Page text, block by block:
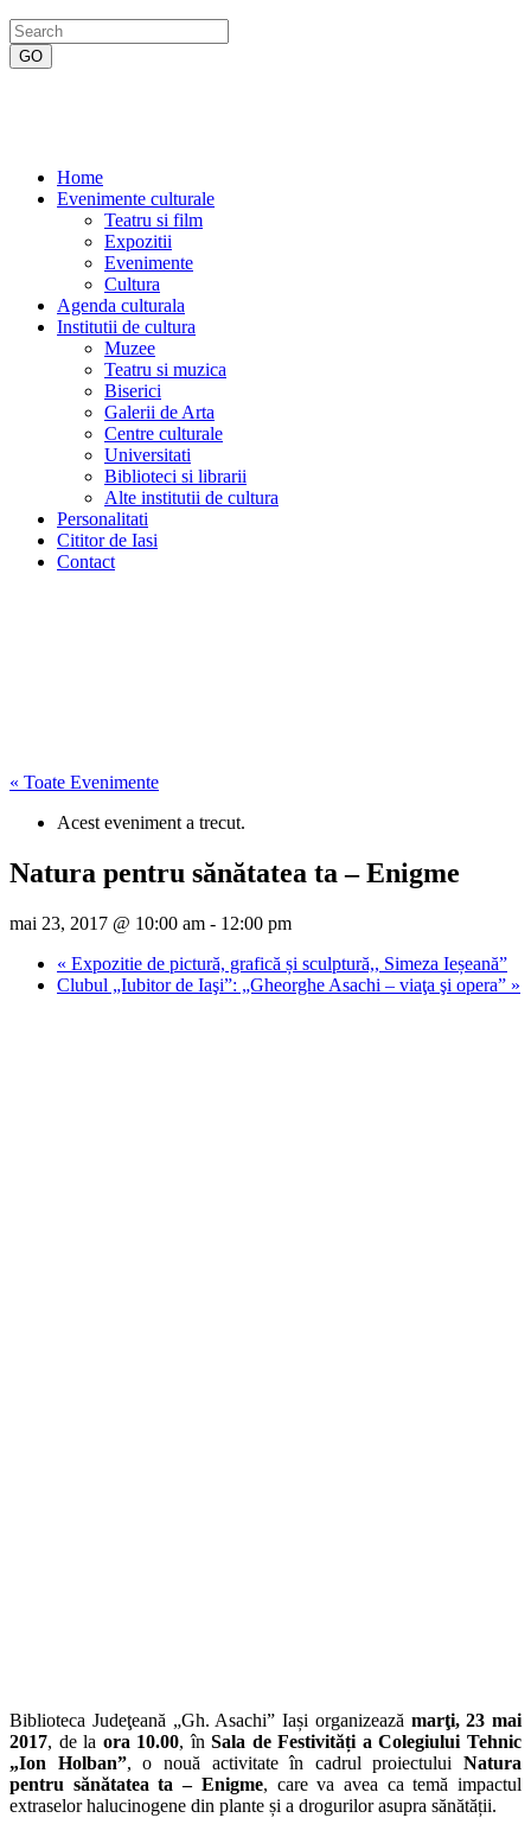
Home
Evenimente culturale
Teatru si film
Expozitii
Evenimente
Cultura
Agenda culturala
Institutii de cultura
Muzee
Teatru si muzica
Biserici
Galerii de Arta
Centre culturale
Universitati
Biblioteci si librarii
Alte institutii de cultura
Personalitati
Cititor de Iasi
Contact
« Toate Evenimente
Acest eveniment a trecut.
Natura pentru sănătatea ta – Enigme
mai 23, 2017 @ 10:00 am - 12:00 pm
« Expozitie de pictură, grafică și sculptură,, Simeza Ieșeană”
Clubul „Iubitor de Iaşi”: „Gheorghe Asachi – viaţa şi opera” »
Biblioteca Judeţeană „Gh. Asachi” Iași organizează marţi, 23 mai
2017, de la ora 10.00, înSala de Festivități a Colegiului Tehnic
„Ion Holban”, o nouă activitate în cadrul proiectului Natura
pentru sănătatea ta – Enigme, care va avea ca temă impactul
extraselor halucinogene din plante și a drogurilor asupra sănătății.